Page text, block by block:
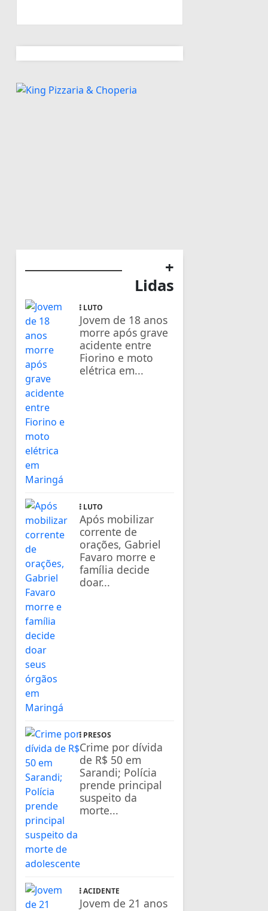
+
Lidas
LUTO
Jovem de 18 anos
morre após grave
acidente entre
Fiorino e moto
elétrica em...
LUTO
Após mobilizar
corrente de
orações, Gabriel
Favaro morre e
família decide
doar...
PRESOS
Crime por dívida
de R$ 50 em
Sarandi; Polícia
prende principal
suspeito da
morte...
ACIDENTE
Jovem de 21 anos